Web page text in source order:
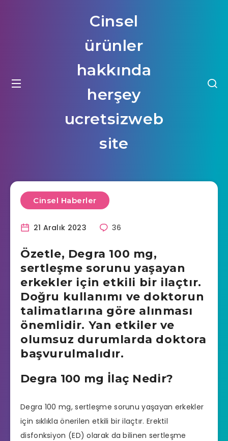
Cinsel
ürünler
hakkında
herşey
ucretsizweb
site
Cinsel Haberler
21 Aralık 2023 36
Özetle, Degra 100 mg,
sertleşme sorunu yaşayan
erkekler için etkili bir ilaçtır.
Doğru kullanımı ve doktorun
talimatlarına göre alınması
önemlidir. Yan etkiler ve
olumsuz durumlarda doktora
başvurulmalıdır.
Degra 100 mg İlaç Nedir?
Degra 100 mg,sertleşme sorunu yaşayan erkekler
için sıklıkla önerilen etkili bir ilaçtır. Erektil
disfonksiyon (ED) olarak da bilinen sertleşme